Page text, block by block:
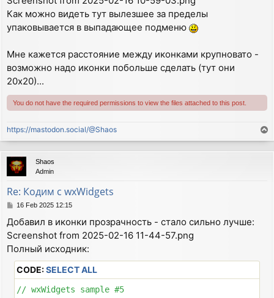
//  dc.SetClippingRegion(GetUpdateRegion());
  dc.Blit(0, 0, width, height, memdc, 0, 0);
//  printf("Paint %d:%d\n",width,height);
const
#include "icon16x16.xpm"
MyFrame::MyFrame(const wxString& title) :
{
  wxMenu *fileMenu = new wxMenu;
fileMenu->Append(wxID_EXIT, wxT("E&xit...\tAlt-
  wxMenuBar *menuBar = new wxMenuBar();
  menuBar->Append(helpMenu, wxT("&Help"));
  SetMenuBar(menuBar);
  SetStatusText(wxT("Welcome to wxWidgets!"));
  memdc = new wxMemoryDC;
  memdc_width = 2048;
  memdc_height = 2048;
  bm = new wxBitmap(memdc_width,memdc_height,-1);
  memdc->SelectObject(*bm);
  memdc->SetBackground(*wxWHITE_BRUSH);
Как можно видеть тут вылезшее за пределы
упаковывается в выпадающее подменю
Мне кажется расстояние между иконками крупновато -
возможно надо иконки побольше сделать (тут они
20х20)...
You do not have the required permissions to view the files attached to this post.
https://mastodon.social/@Shaos
o
p
Shaos
Admin
Re: Кодим с wxWidgets
P
s
t
16 Feb 2025 12:15
Добавил в иконки прозрачность - стало сильно лучше:
Screenshot from 2025-02-16 11-44-57.png
Полный исходник:
CODE:SELECT ALL
// wxWidgets sample #5